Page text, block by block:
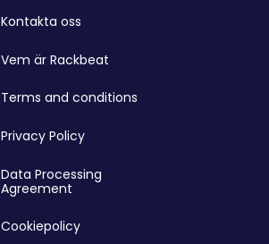
Kontakta oss
Vem är Rackbeat
Terms and conditions
Privacy Policy
Data Processing
Agreement
Cookiepolicy